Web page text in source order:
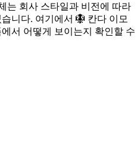
는 회사 스타일과 비전에 따라
니다. 여기에서 🪯 칸다 이모
서 어떻게 보이는지 확인할 수